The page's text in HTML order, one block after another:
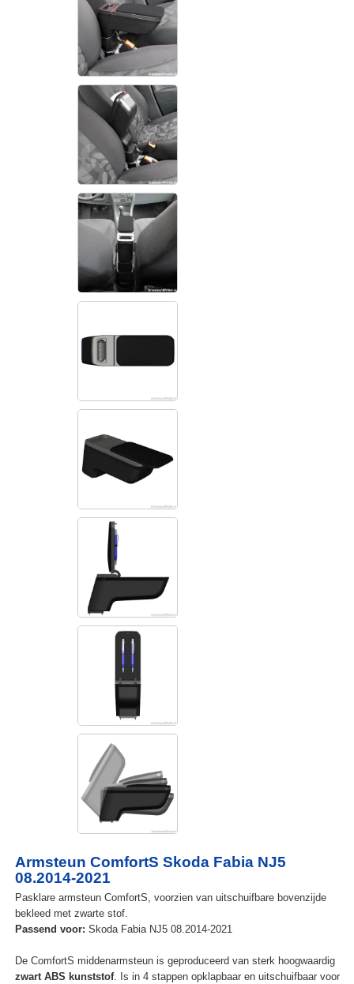
Armsteun ComfortS Skoda Fabia NJ5
08.2014-2021
Pasklare armsteun ComfortS, voorzien van uitschuifbare bovenzijde
bekleed met zwarte stof.
Passend voor: Skoda Fabia NJ5 08.2014-2021
De ComfortS middenarmsteun is geproduceerd van sterk hoogwaardig
zwart ABS kunststof. Is in 4 stappen opklapbaar en uitschuifbaar voor